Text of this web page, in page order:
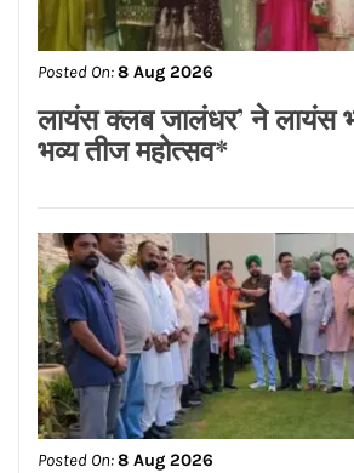
ਨਿਤਿਨ ਕੋਹਲੀ ਨੇ ਪੁਲਿਸ
ਰੁਪਏ ਦੇ ਸੜਕ ਨਿਰਮਾਣ
ਉਦਘਾਟਨ ਕੀਤਾ
Posted On:8 Aug 2026
ਡਾ.ਐਸ.ਪੀ.ਸਿੰਘ ਓਬਰਾਏ ਦੇ